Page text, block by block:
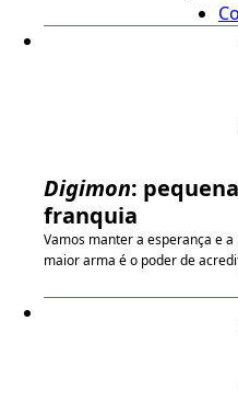
Digimon:
franquia
Vamos manter a esperança e
maior arma é o poder de